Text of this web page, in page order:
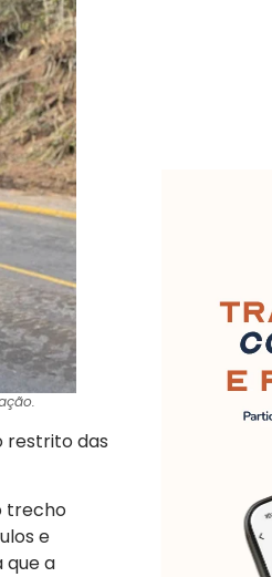
restrito das
trecho
e
que a